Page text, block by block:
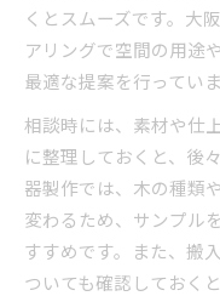
くとスムーズです。大
アリングで空間の用途
最適な提案を行っていま
相談時には、素材や仕
に整理しておくと、後
器製作では、木の種類
変わるため、サンプル
すすめです。また、搬
ついても確認しておく